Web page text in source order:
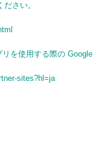
さい。
を使用する際の Google
sites?hl=ja